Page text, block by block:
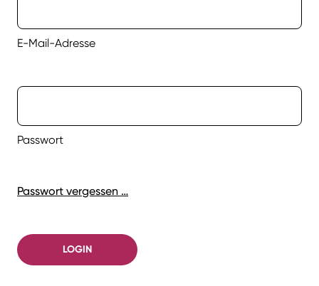
E-Mail-Adresse
Passwort
Passwort vergessen …
LOGIN